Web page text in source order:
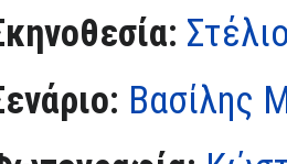
Βασίλης